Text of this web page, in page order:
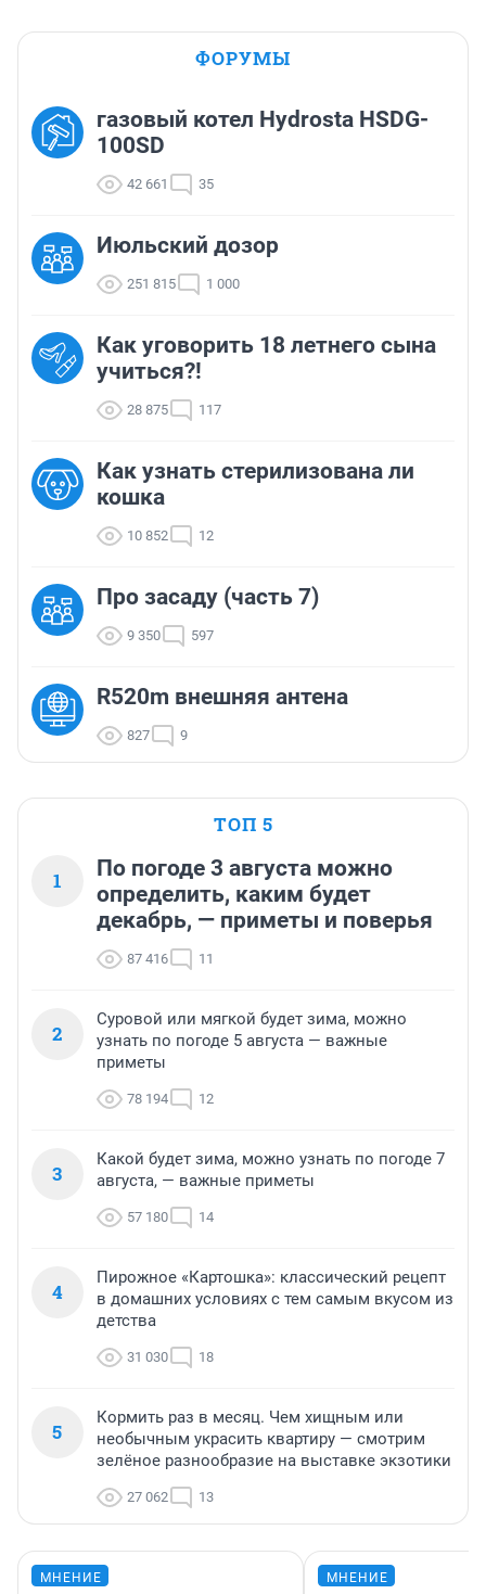
ФОРУМЫ
газовый котел Hydrosta HSDG-
100SD
42 661 35
Июльский дозор
251 815 1 000
Как уговорить 18 летнего сына
учиться?!
28 875 117
Как узнать стерилизована ли
кошка
10 852 12
Про засаду (часть 7)
9 350 597
R520m внешняя антена
827 9
ТОП 5
1
По погоде 3 августа можно
определить, каким будет
декабрь, — приметы и поверья
87 416 11
2
Суровой или мягкой будет зима, можно
узнать по погоде 5 августа — важные
приметы
78 194 12
3
Какой будет зима, можно узнать по погоде 7
августа, — важные приметы
57 180 14
4
Пирожное «Картошка»: классический рецепт
в домашних условиях с тем самым вкусом из
детства
31 030 18
5
Кормить раз в месяц. Чем хищным или
необычным украсить квартиру — смотрим
зелёное разнообразие на выставке экзотики
27 062 13
МНЕНИЕ МНЕНИЕ